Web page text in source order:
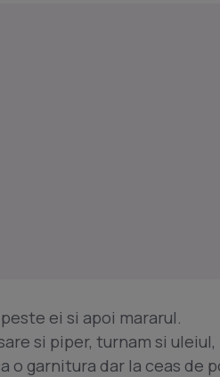
ei si apoi mararul.
si piper, turnam si
o garnitura dar la ceas de